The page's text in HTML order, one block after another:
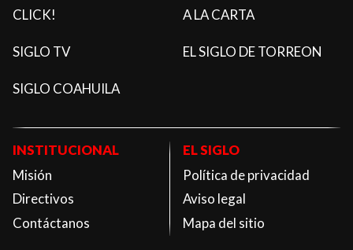
CLICK!
A LA CARTA
SIGLO TV EL SIGLO DE TORREON
SIGLO COAHUILA
INSTITUCIONAL
Misión
Directivos
Contáctanos
EL SIGLO
Política de privacidad
Aviso legal
Mapa del sitio